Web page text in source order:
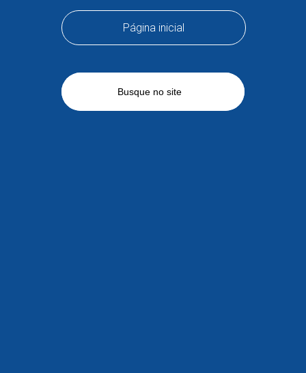
Página inicial